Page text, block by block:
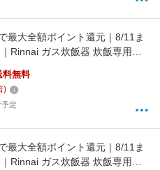
最大全額ポイント還元｜8/11ま
Rinnai ガス炊飯器 炊飯専用タ
ガス用 こがまる ダークブラウ
[3合 /都市ガス12・13A]
】
料無料
)
定
最大全額ポイント還元｜8/11ま
Rinnai ガス炊飯器 炊飯専用タ